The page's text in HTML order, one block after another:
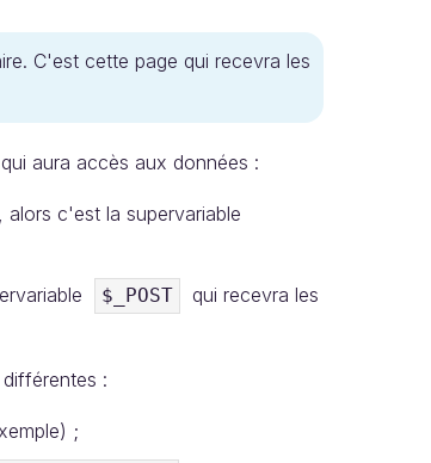
C'est cette page qui recevra les
aura accès aux données :
c'est la supervariable
$_POST
qui recevra les
:
;